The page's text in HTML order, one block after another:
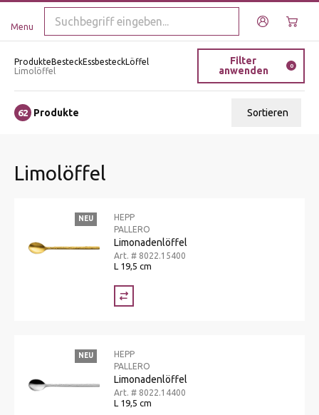
Menu
ProdukteBesteckEssbesteckLöffel
Limolöffel
Filter
anwenden
0
62 Produkte Sortieren
Limolöffel
NEU
HEPP
PALLERO
Limonadenlöffel
Art. # 8022.15400
L 19,5 cm
NEU
HEPP
PALLERO
Limonadenlöffel
Art. # 8022.14400
L 19,5 cm